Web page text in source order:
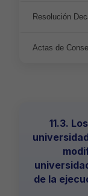
Resolución
Actas de
11.3.
de la